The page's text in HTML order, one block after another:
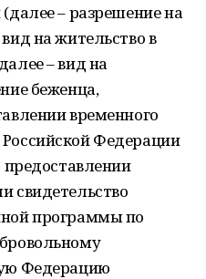
– разрешение на
на жительство в
– вид на
беженца,
временного
Федерации
предоставлении
свидетельство
программы по
Федерацию